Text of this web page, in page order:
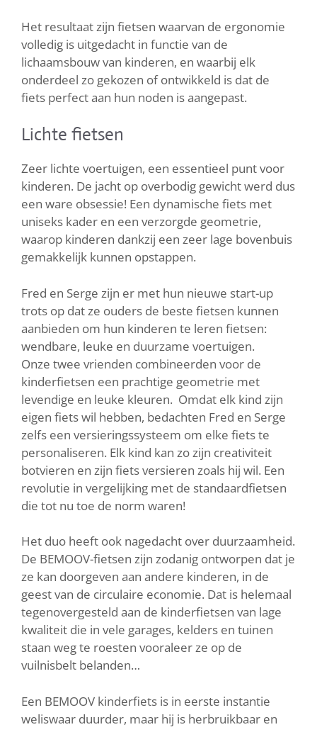
Het resultaat zijn fietsen waarvan de ergonomie
volledig is uitgedacht in functie van de
lichaamsbouw van kinderen, en waarbij elk
onderdeel zo gekozen of ontwikkeld is dat de
fiets perfect aan hun noden is aangepast.
Lichte fietsen
Zeer lichte voertuigen, een essentieel punt voor
kinderen. De jacht op overbodig gewicht werd dus
een ware obsessie! Een dynamische fiets met
uniseks kader en een verzorgde geometrie,
waarop kinderen dankzij een zeer lage bovenbuis
gemakkelijk kunnen opstappen.
Fred en Serge zijn er met hun nieuwe start-up
trots op dat ze ouders de beste fietsen kunnen
aanbieden om hun kinderen te leren fietsen:
wendbare, leuke en duurzame voertuigen.
Onze twee vrienden combineerden voor de
kinderfietsen een prachtige geometrie met
levendige en leuke kleuren. Omdat elk kind zijn
eigen fiets wil hebben, bedachten Fred en Serge
zelfs een versieringssysteem om elke fiets te
personaliseren. Elk kind kan zo zijn creativiteit
botvieren en zijn fiets versieren zoals hij wil. Een
revolutie in vergelijking met de standaardfietsen
die tot nu toe de norm waren!
Het duo heeft ook nagedacht over duurzaamheid.
De BEMOOV-fietsen zijn zodanig ontworpen dat je
ze kan doorgeven aan andere kinderen, in de
geest van de circulaire economie. Dat is helemaal
tegenovergesteld aan de kinderfietsen van lage
kwaliteit die in vele garages, kelders en tuinen
staan weg te roesten vooraleer ze op de
vuilnisbelt belanden…
Een BEMOOV kinderfiets is in eerste instantie
weliswaar duurder, maar hij is herbruikbaar en